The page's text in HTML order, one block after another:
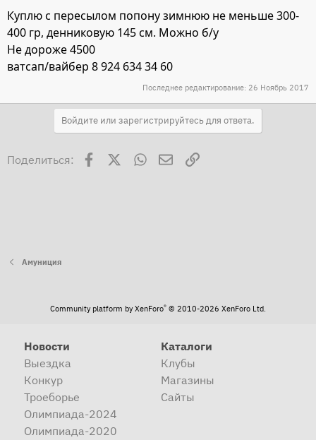
ы
Куплю с пересылом попону зимнюю не меньше 300-
400 гр, денниковую 145 см. Можно б/у
Не дороже 4500
ватсап/вайбер 8 924 634 34 60
Последнее редактирование: 26 Ноябрь 2017
Войдите или зарегистрируйтесь для ответа.
Поделиться: Facebook WhatsAppЭлектронная почта
Ссылка
Амуниция
Community platform by XenForo® © 2010-2026 XenForo Ltd.
Новости
Выездка
Конкур
Троеборье
Олимпиада-2024
Олимпиада-2020
Каталоги
Клубы
Магазины
Сайты